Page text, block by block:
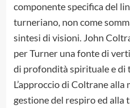
componente specifica del
turneriano, non come
sintesi di visioni. John
per Turner una fonte di
di profondità spirituale e di
L’approccio di Coltrane alla
gestione del respiro ed alla